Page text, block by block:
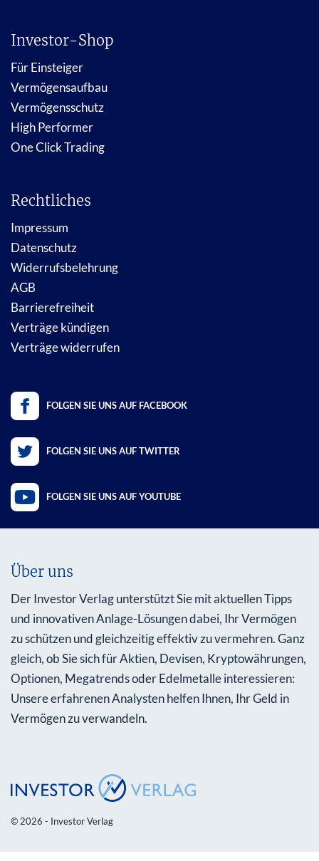
Investor-Shop
Für Einsteiger
Vermögensaufbau
Vermögensschutz
High Performer
One Click Trading
Rechtliches
Impressum
Datenschutz
Widerrufsbelehrung
AGB
Barrierefreiheit
Verträge kündigen
Verträge widerrufen
FOLGEN SIE UNS AUF FACEBOOK
FOLGEN SIE UNS AUF TWITTER
FOLGEN SIE UNS AUF YOUTUBE
Über uns
Der Investor Verlag unterstützt Sie mit aktuellen Tipps
und innovativen Anlage-Lösungen dabei, Ihr Vermögen
zu schützen und gleichzeitig effektiv zu vermehren. Ganz
gleich, ob Sie sich für Aktien, Devisen, Kryptowährungen,
Optionen, Megatrends oder Edelmetalle interessieren:
Unsere erfahrenen Analysten helfen Ihnen, Ihr Geld in
Vermögen zu verwandeln.
© 2026 - Investor Verlag